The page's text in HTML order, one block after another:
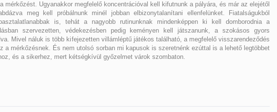
mérkőzést. Ugyanakkor megfelelő koncentrációval kell kifutnunk a pályára, és már az elejétől
meg kell próbálnunk minél jobban elbizonytalanítani ellenfelünket. Fiatalságukból
is, tehát a nagyobb rutinunknak mindenképpen ki kell domborodnia a
szervezetten, védekezésben pedig keményen kell játszanunk, a szokásos gyors
Mivel náluk is több kifejezetten villámléptű játékos található, a megfelelő visszarendeződés
a mérkőzésnek. És nem utolsó sorban mi kapusok is szeretnénk ezúttal is a lehető legtöbbet
és a sikerhez, mert kétségkívül győzelmet várok szombaton.